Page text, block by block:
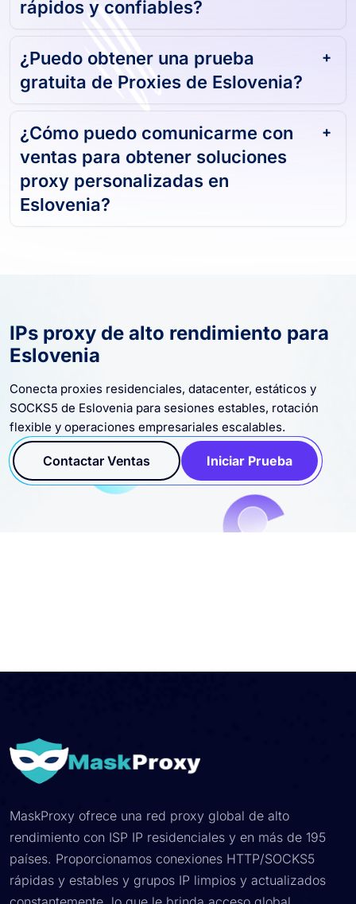
rápidos y confiables?
¿Puedo obtener una prueba
gratuita de Proxies de Eslovenia?
¿Cómo puedo comunicarme con
ventas para obtener soluciones
proxy personalizadas en
Eslovenia?
IPs proxy de alto rendimiento para
Eslovenia
Conecta proxies residenciales, datacenter, estáticos y
SOCKS5 de Eslovenia para sesiones estables, rotación
flexible y operaciones empresariales escalables.
Contactar Ventas Iniciar Prueba
MaskProxy ofrece una red proxy global de alto
rendimiento con ISP IP residenciales y en más de 195
países. Proporcionamos conexiones HTTP/SOCKS5
rápidas y estables y grupos IP limpios y actualizados